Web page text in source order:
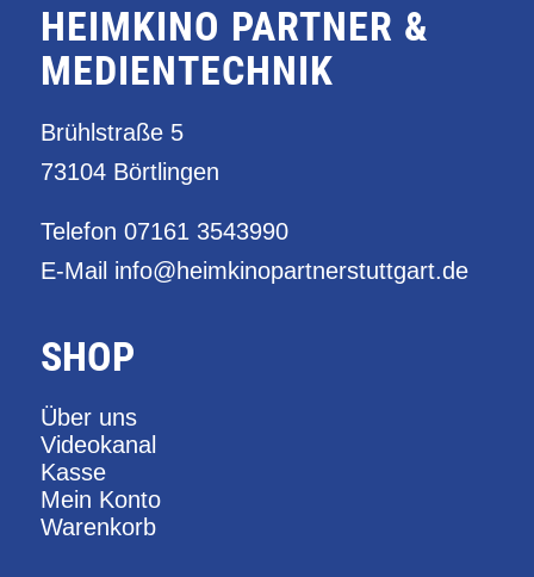
HEIMKINO PARTNER &
MEDIENTECHNIK
Brühlstraße 5
73104 Börtlingen
Telefon 07161 3543990
E-Mail info@heimkinopartnerstuttgart.de
SHOP
Über uns
Videokanal
Kasse
Mein Konto
Warenkorb